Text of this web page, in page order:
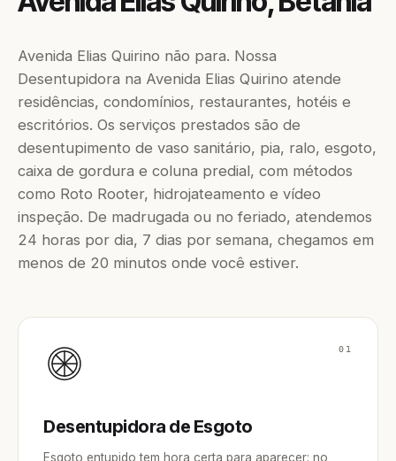
Avenida Elias Quirino não para. Nossa
Desentupidora na Avenida Elias Quirino atende
residências, condomínios, restaurantes, hotéis e
escritórios. Os serviços prestados são de
desentupimento de vaso sanitário, pia, ralo, esgoto,
caixa de gordura e coluna predial, com métodos
como Roto Rooter, hidrojateamento e vídeo
inspeção. De madrugada ou no feriado, atendemos
24 horas por dia, 7 dias por semana, chegamos em
menos de 20 minutos onde você estiver.
01
Desentupidora de Esgoto
Esgoto entupido tem hora certa para aparecer: no